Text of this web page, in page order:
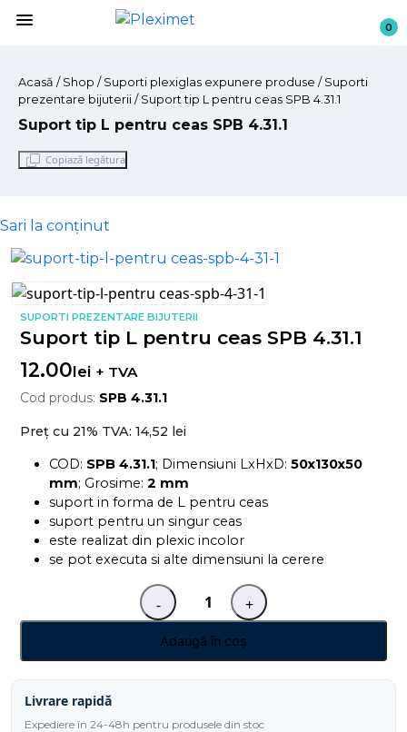
menu 0
Acasă / Shop / Suporti plexiglas expunere produse / Suporti
prezentare bijuterii / Suport tip L pentru ceas SPB 4.31.1
Suport tip L pentru ceas SPB 4.31.1
Copiază legătura
Sari la conținut
SUPORTI PREZENTARE BIJUTERII
Suport tip L pentru ceas SPB 4.31.1
12.00lei + TVA
Cod produs: SPB 4.31.1
Preț cu 21% TVA: 14,52 lei
COD: SPB 4.31.1; Dimensiuni LxHxD: 50x130x50
mm; Grosime: 2 mm
suport in forma de L pentru ceas
suport pentru un singur ceas
este realizat din plexic incolor
se pot executa si alte dimensiuni la cerere
-
Cantitate
Suport
L
ceas
+
Adaugă în coș
Livrare rapidă
Expediere în 24-48h pentru produsele din stoc